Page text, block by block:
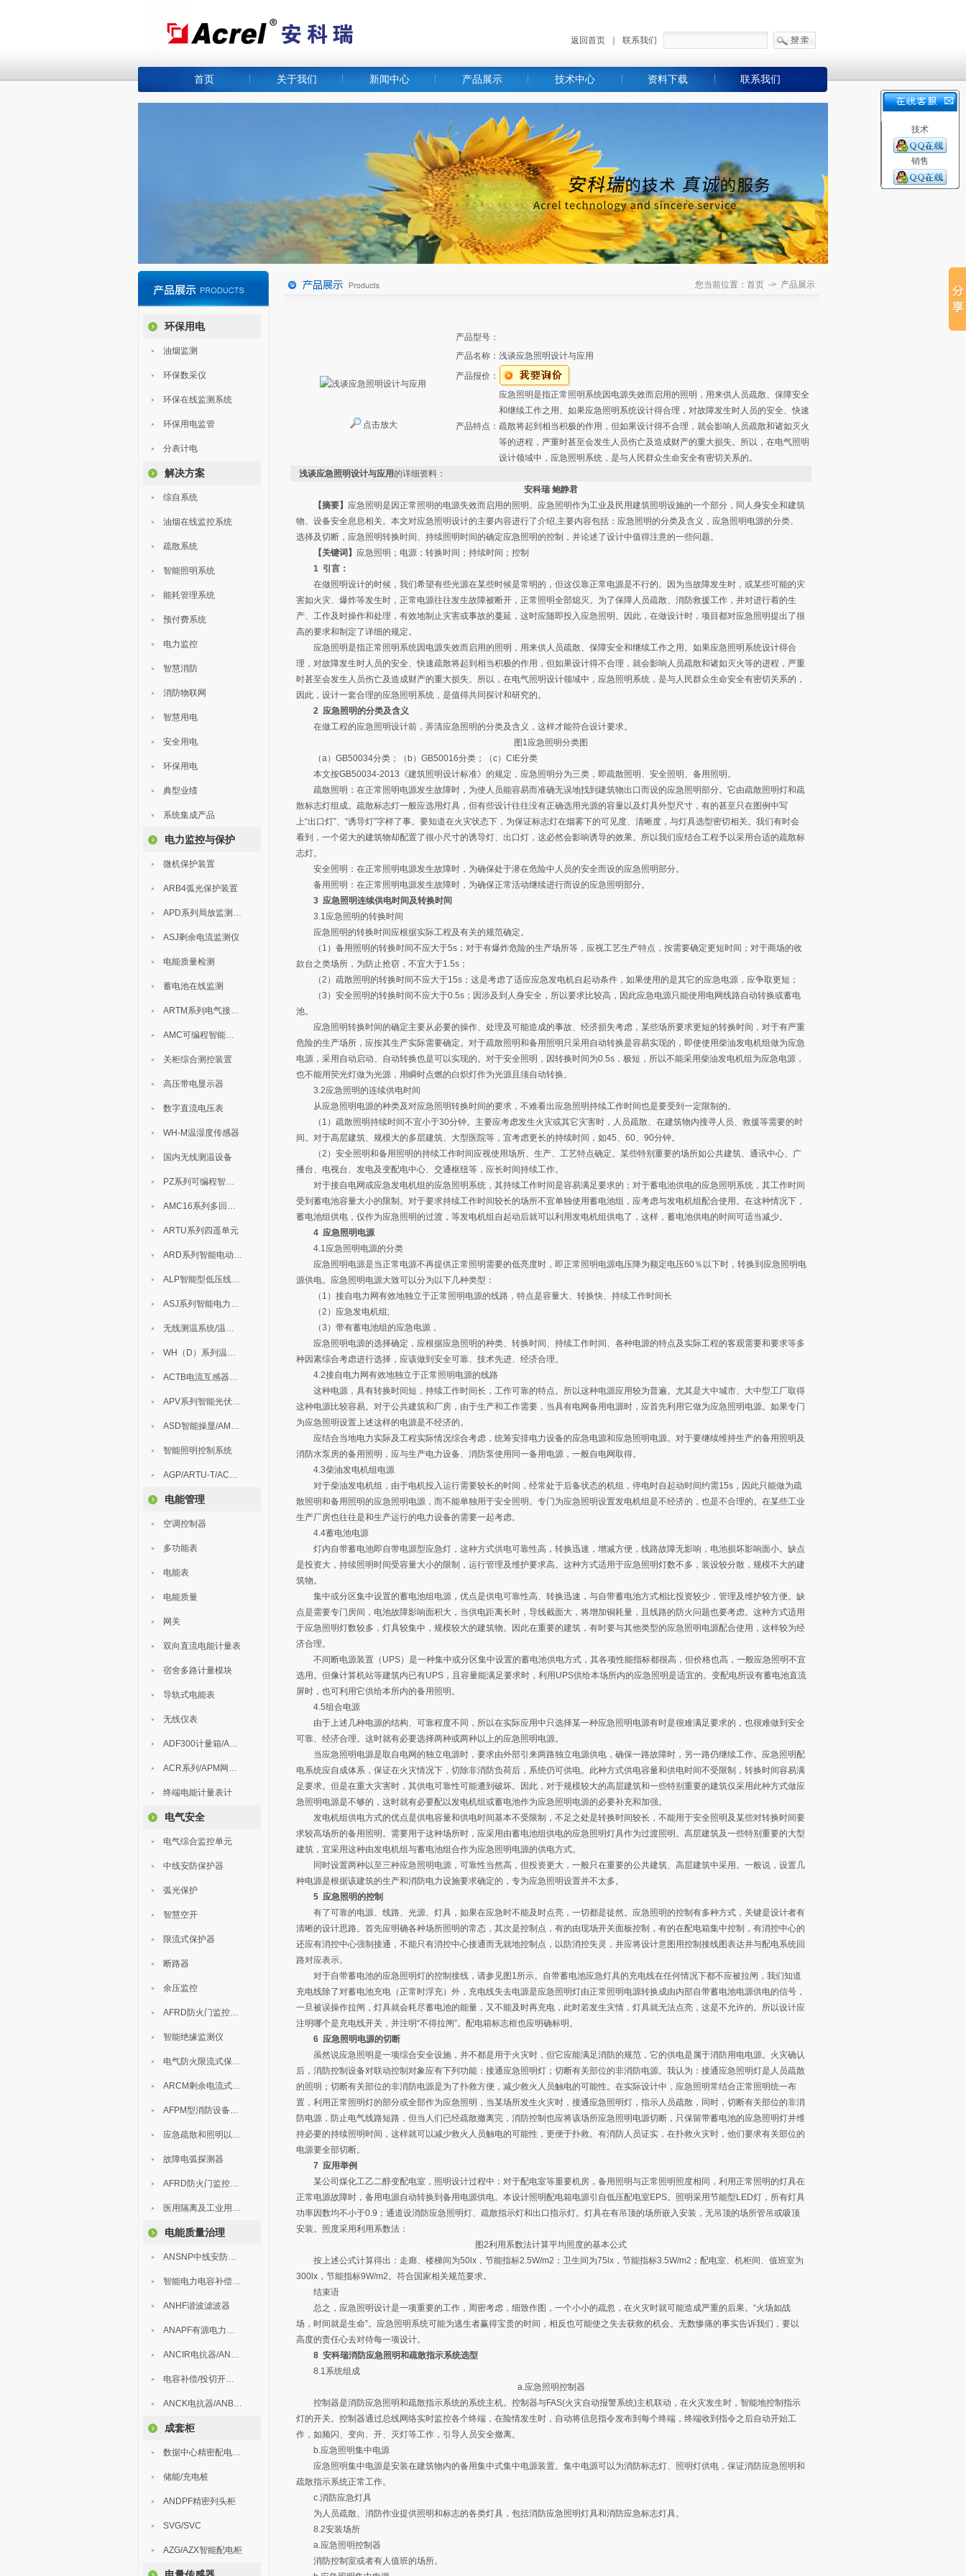
返回首页 联系我们
首页 关于我们 新闻中心 产品展示 技术中心 资料下载 联系我们
环保用电
油烟监测
环保数采仪
环保在线监测系统
环保用电监管
分表计电
解决方案
综自系统
油烟在线监控系统
疏散系统
智能照明系统
能耗管理系统
预付费系统
电力监控
智慧消防
消防物联网
智慧用电
安全用电
环保用电
典型业绩
系统集成产品
电力监控与保护
微机保护装置
ARB4弧光保护装置
APD系列局放监测装置
ASJ剩余电流监测仪
电能质量检测
蓄电池在线监测
ARTM系列电气接点测温装置
AMC可编程智能电测表
关柜综合测控装置
高压带电显示器
数字直流电压表
WH-M温湿度传感器
国内无线测温设备
PZ系列可编程智能表
AMC16系列多回路监控装置
ARTU系列四遥单元
ARD系列智能电动机保护器
ALP智能型低压线路保护装置
ASJ系列智能电力继电器
无线测温系统/温度巡检
WH（D）系列温湿度控制器
ACTB电流互感器过电压保护器
APV系列智能光伏汇流箱
ASD智能操显/AM中压保护
智能照明控制系统
AGP/ARTU-T/ACM/ADDC
电能管理
空调控制器
多功能表
电能表
电能质量
网关
双向直流电能计量表
宿舍多路计量模块
导轨式电能表
无线仪表
ADF300计量箱/AEW无线计量
ACR系列/APM网络电力仪表
终端电能计量表计
电气安全
电气综合监控单元
中线安防保护器
弧光保护
智慧空开
限流式保护器
断路器
余压监控
AFRD防火门监控模块
智能绝缘监测仪
电气防火限流式保护器
ARCM剩余电流式电气火灾监控装置
AFPM型消防设备电源监控系统
应急疏散和照明以及灯具
故障电弧探测器
AFRD防火门监控系统
医用隔离及工业用电绝缘检测
电能质量治理
ANSNP中线安防保护器
智能电力电容补偿装置
ANHF谐波滤波器
ANAPF有源电力滤波器
ANCIR电抗器/ANHPD300谐波保护器
电容补偿/投切开关/ARC
ANCK电抗器/ANBSMJ自愈式低压并联电容器
成套柜
数据中心精密配电监控装置
储能/充电桩
ANDPF精密列头柜
SVG/SVC
AZG/AZX智能配电柜
您当前位置：首页 -> 产品展示
点击放大
产品型号：
产品名称： 浅谈应急照明设计与应用
产品报价：
产品特点：
应急照明是指正常照明系统因电源失效而启用的照明，用来供人员疏散、保障安全
和继续工作之用。如果应急照明系统设计得合理，对故障发生时人员的安全、快速
疏散将起到相当积极的作用，但如果设计得不合理，就会影响人员疏散和诸如灭火
等的进程，严重时甚至会发生人员伤亡及造成财产的重大损失。所以，在电气照明
设计领域中，应急照明系统，是与人民群众生命安全有密切关系的。
浅谈应急照明设计与应用的详细资料：
安科瑞 鲍静君
【摘要】
应急照明是因正常照明的电源失效而启用的照明。应急照明作为工业及民用建筑照明设施的一个部分，同人身安全和建筑
物、设备安全息息相关。本文对应急照明设计的主要内容进行了介绍,主要内容包括：应急照明的分类及含义，应急照明电源的分类、
选择及切断，应急照明转换时间、持续照明时间的确定应急照明的控制，并论述了设计中值得注意的一些问题。
【关键词】
应急照明；电源；转换时间；持续时间；控制
1 引言：
在做照明设计的时候，我们希望有些光源在某些时候是常明的，但这仅靠正常电源是不行的。因为当故障发生时，或某些可能的灾
害如火灾、爆炸等发生时，正常电源往往发生故障被断开，正常照明全部熄灭。为了保障人员疏散、消防救援工作，并对进行着的生
产、工作及时操作和处理，有效地制止灾害或事故的蔓延，这时应随即投入应急照明。因此，在做设计时，项目都对应急照明提出了很
高的要求和制定了详细的规定。
应急照明是指正常照明系统因电源失效而启用的照明，用来供人员疏散、保障安全和继续工作之用。如果应急照明系统设计得合
理，对故障发生时人员的安全、快速疏散将起到相当积极的作用，但如果设计得不合理，就会影响人员疏散和诸如灭火等的进程，严重
时甚至会发生人员伤亡及造成财产的重大损失。所以，在电气照明设计领域中，应急照明系统，是与人民群众生命安全有密切关系的，
因此，设计一套合理的应急照明系统，是值得共同探讨和研究的。
2 应急照明的分类及含义
在做工程的应急照明设计前，弄清应急照明的分类及含义，这样才能符合设计要求。
图1应急照明分类图
（a）GB50034分类；（b）GB50016分类；（c）CIE分类
本文按GB50034-2013《建筑照明设计标准》的规定，应急照明分为三类，即疏散照明、安全照明、备用照明。
疏散照明：在正常照明电源发生故障时，为使人员能容易而准确无误地找到建筑物出口而设的应急照明部分。它由疏散照明灯和疏
散标志灯组成。疏散标志灯一般应选用灯具，但有些设计往往没有正确选用光源的容量以及灯具外型尺寸，有的甚至只在图例中写
上“出口灯”、“诱导灯”字样了事。要知道在火灾状态下，为保证标志灯在烟雾下的可见度、清晰度，与灯具选型密切相关。我们有时会
看到，一个偌大的建筑物却配置了很小尺寸的诱导灯、出口灯，这必然会影响诱导的效果。所以我们应结合工程予以采用合适的疏散标
志灯。
安全照明：在正常照明电源发生故障时，为确保处于潜在危险中人员的安全而设的应急照明部分。
备用照明：在正常照明电源发生故障时，为确保正常活动继续进行而设的应急照明部分。
3 应急照明连续供电时间及转换时间
3.1应急照明的转换时间
应急照明的转换时间应根据实际工程及有关的规范确定。
（1）备用照明的转换时间不应大于5s；对于有爆炸危险的生产场所等，应视工艺生产特点，按需要确定更短时间；对于商场的收
款台之类场所，为防止抢窃，不宜大于1.5s；
（2）疏散照明的转换时间不应大于15s；这是考虑了适应应急发电机自起动条件，如果使用的是其它的应急电源，应争取更短；
（3）安全照明的转换时间不应大于0.5s；因涉及到人身安全，所以要求比较高，因此应急电源只能使用电网线路自动转换或蓄电
池。
应急照明转换时间的确定主要从必要的操作、处理及可能造成的事故、经济损失考虑，某些场所要求更短的转换时间，对于有严重
危险的生产场所，应按其生产实际需要确定。对于疏散照明和备用照明只采用自动转换是容易实现的，即使使用柴油发电机组做为应急
电源，采用自动启动、自动转换也是可以实现的。对于安全照明，因转换时间为0.5s，极短，所以不能采用柴油发电机组为应急电源，
也不能用荧光灯做为光源，用瞬时点燃的白炽灯作为光源且须自动转换。
3.2应急照明的连续供电时间
从应急照明电源的种类及对应急照明转换时间的要求，不难看出应急照明持续工作时间也是要受到一定限制的。
（1）疏散照明持续时间不宜小于30分钟。主要应考虑发生火灾或其它灾害时，人员疏散、在建筑物内搜寻人员、救援等需要的时
间。对于高层建筑、规模大的多层建筑、大型医院等，宜考虑更长的持续时间，如45、60、90分钟。
（2）安全照明和备用照明的持续工作时间应视使用场所、生产、工艺特点确定。某些特别重要的场所如公共建筑、通讯中心、广
播台、电视台、发电及变配电中心、交通枢纽等，应长时间持续工作。
对于接自电网或应急发电机组的应急照明系统，其持续工作时间是容易满足要求的；对于蓄电池供电的应急照明系统，其工作时间
受到蓄电池容量大小的限制。对于要求持续工作时间较长的场所不宜单独使用蓄电池组，应考虑与发电机组配合使用。在这种情况下，
蓄电池组供电，仅作为应急照明的过渡，等发电机组自起动后就可以利用发电机组供电了，这样，蓄电池供电的时间可适当减少。
4 应急照明电源
4.1应急照明电源的分类
应急照明电源是当正常电源不再提供正常照明需要的低亮度时，即正常照明电源电压降为额定电压60％以下时，转换到应急照明电
源供电。应急照明电源大致可以分为以下几种类型：
（1）接自电力网有效地独立于正常照明电源的线路，特点是容量大、转换快、持续工作时间长
（2）应急发电机组;
（3）带有蓄电池组的应急电源，
应急照明电源的选择确定，应根据应急照明的种类、转换时间、持续工作时间、各种电源的特点及实际工程的客观需要和要求等多
种因素综合考虑进行选择，应该做到安全可靠、技术先进、经济合理。
4.2接自电力网有效地独立于正常照明电源的线路
这种电源，具有转换时间短，持续工作时间长，工作可靠的特点。所以这种电源应用较为普遍。尤其是大中城市、大中型工厂取得
这种电源比较容易。对于公共建筑和厂房，由于生产和工作需要，当具有电网备用电源时，应首先利用它做为应急照明电源。如果专门
为应急照明设置上述这样的电源是不经济的。
应结合当地电力实际及工程实际情况综合考虑，统筹安排电力设备的应急电源和应急照明电源。对于要继续维持生产的备用照明及
消防水泵房的备用照明，应与生产电力设备、消防泵使用同一备用电源，一般自电网取得。
4.3柴油发电机组电源
对于柴油发电机组，由于电机投入运行需要较长的时间，经常处于后备状态的机组，停电时自起动时间约需15s，因此只能做为疏
散照明和备用照明的应急照明电源，而不能单独用于安全照明。专门为应急照明设置发电机组是不经济的，也是不合理的。在某些工业
生产厂房也往往是和生产运行的电力设备的需要一起考虑。
4.4蓄电池电源
灯内自带蓄电池即自带电源型应急灯，这种方式供电可靠性高，转换迅速，增减方便，线路故障无影响，电池损坏影响面小。缺点
是投资大，持续照明时间受容量大小的限制，运行管理及维护要求高。这种方式适用于应急照明灯数不多，装设较分散，规模不大的建
筑物。
集中或分区集中设置的蓄电池组电源，优点是供电可靠性高、转换迅速，与自带蓄电池方式相比投资较少，管理及维护较方便。缺
点是需要专门房间，电池故障影响面积大，当供电距离长时，导线截面大，将增加铜耗量，且线路的防火问题也要考虑。这种方式适用
于应急照明灯数较多，灯具较集中，规模较大的建筑物。因此在重要的建筑，有时要与其他类型的应急照明电源配合使用，这样较为经
济合理。
不间断电源装置（UPS）是一种集中或分区集中设置的蓄电池供电方式，其各项性能指标都很高，但价格也高，一般应急照明不宜
选用。但像计算机站等建筑内已有UPS，且容量能满足要求时，利用UPS供给本场所内的应急照明是适宜的。变配电所设有蓄电池直流
屏时，也可利用它供给本所内的备用照明。
4.5组合电源
由于上述几种电源的结构、可靠程度不同，所以在实际应用中只选择某一种应急照明电源有时是很难满足要求的，也很难做到安全
可靠、经济合理。这时就有必要选择两种或两种以上的应急照明电源。
当应急照明电源是取自电网的独立电源时，要求由外部引来两路独立电源供电，确保一路故障时，另一路仍继续工作。应急照明配
电系统应自成体系，保证在火灾情况下，切除非消防负荷后，系统仍可供电。此种方式供电容量和供电时间不受限制，转换时间容易满
足要求。但是在重大灾害时，其供电可靠性可能遭到破坏。因此，对于规模较大的高层建筑和一些特别重要的建筑仅采用此种方式做应
急照明电源是不够的，这时就有必要配以发电机组或蓄电池作为应急照明电源的必要补充和加强。
发电机组供电方式的优点是供电容量和供电时间基本不受限制，不足之处是转换时间较长，不能用于安全照明及某些对转换时间要
求较高场所的备用照明。需要用于这种场所时，应采用由蓄电池组供电的应急照明灯具作为过渡照明。高层建筑及一些特别重要的大型
建筑，宜采用这种由发电机组与蓄电池组合作为应急照明电源的供电方式。
同时设置两种以至三种应急照明电源，可靠性当然高，但投资更大，一般只在重要的公共建筑、高层建筑中采用。一般说，设置几
种电源是根据该建筑的生产和消防电力设施要求确定的，专为应急照明设置并不太多。
5 应急照明的控制
有了可靠的电源、线路、光源、灯具，如果在应急时不能及时点亮，一切都是徒然。应急照明的控制有多种方式，关键是设计者有
清晰的设计思路。首先应明确各种场所照明的常态，其次是控制点，有的由现场开关面板控制，有的在配电箱集中控制，有消控中心的
还应有消控中心强制接通，不能只有消控中心接通而无就地控制点，以防消控失灵，并应将设计意图用控制接线图表达并与配电系统回
路对应表示。
对于自带蓄电池的应急照明灯的控制接线，请参见图1所示。自带蓄电池应急灯具的充电线在任何情况下都不应被拉闸，我们知道
充电线除了对蓄电池充电（正常时浮充）外，充电线失去电源是应急照明灯由正常照明电源转换成由内部自带蓄电池电源供电的信号，
一旦被误操作拉闸，灯具就会耗尽蓄电池的能量，又不能及时再充电，此时若发生灾情，灯具就无法点亮，这是不允许的。所以设计应
注明哪个是充电线开关，并注明“不得拉闸”。配电箱标志框也应明确标明。
6 应急照明电源的切断
虽然说应急照明是一项综合安全设施，并不都是用于火灾时，但它应能满足消防的规范，它的供电是属于消防用电电源。火灾确认
后，消防控制设备对联动控制对象应有下列功能：接通应急照明灯；切断有关部位的非消防电源。我认为：接通应急照明灯是人员疏散
的照明；切断有关部位的非消防电源是为了扑救方便，减少救火人员触电的可能性。在实际设计中，应急照明常结合正常照明统一布
置，利用正常照明灯的部分或全部作为应急照明，当某场所发生火灾时，接通应急照明灯，指示人员疏散，同时，切断有关部位的非消
防电源，防止电气线路短路，但当人们已经疏散撤离完，消防控制也应将该场所应急照明电源切断，只保留带蓄电池的应急照明灯并维
持必要的持续照明时间，这样就可以减少救火人员触电的可能性，更便于扑救。有消防人员证实，在扑救火灾时，他们要求有关部位的
电源要全部切断。
7 应用举例
某公司煤化工乙二醇变配电室，照明设计过程中：对于配电室等重要机房，备用照明与正常照明照度相同，利用正常照明的灯具在
正常电源故障时，备用电源自动转换到备用电源供电。本设计照明配电箱电源引自低压配电室EPS。照明采用节能型LED灯，所有灯具
功率因数均不小于0.9；通道设消防应急照明灯、疏散指示灯和出口指示灯。灯具在有吊顶的场所嵌入安装，无吊顶的场所管吊或吸顶
安装。照度采用利用系数法：
图2利用系数法计算平均照度的基本公式
按上述公式计算得出：走廊、楼梯间为50lx，节能指标2.5W/m2；卫生间为75lx，节能指标3.5W/m2；配电室、机柜间、值班室为
300lx，节能指标9W/m2。符合国家相关规范要求。
结束语
总之，应急照明设计是一项重要的工作，周密考虑，细致作图，一个小小的疏忽，在火灾时就可能造成严重的后果。“火场如战
场，时间就是生命”。应急照明系统可能为逃生者赢得宝贵的时间，相反也可能使之失去获救的机会。无数惨痛的事实告诉我们，要以
高度的责任心去对待每一项设计。
8 安科瑞消防应急照明和疏散指示系统选型
8.1系统组成
a.应急照明控制器
控制器是消防应急照明和疏散指示系统的系统主机。控制器与FAS(火灾自动报警系统)主机联动，在火灾发生时，智能地控制指示
灯的开关。控制器通过总线网络实时监控各个终端，在险情发生时，自动将信息指令发布到每个终端，终端收到指令之后自动开始工
作，如频闪、变向、开、灭灯等工作，引导人员安全撤离。
b.应急照明集中电源
应急照明集中电源是安装在建筑物内的备用集中式集中电源装置。集中电源可以为消防标志灯、照明灯供电，保证消防应急照明和
疏散指示系统正常工作。
c.消防应急灯具
为人员疏散、消防作业提供照明和标志的各类灯具，包括消防应急照明灯具和消防应急标志灯具。
8.2安装场所
a.应急照明控制器
消防控制室或者有人值班的场所。
技术
销售